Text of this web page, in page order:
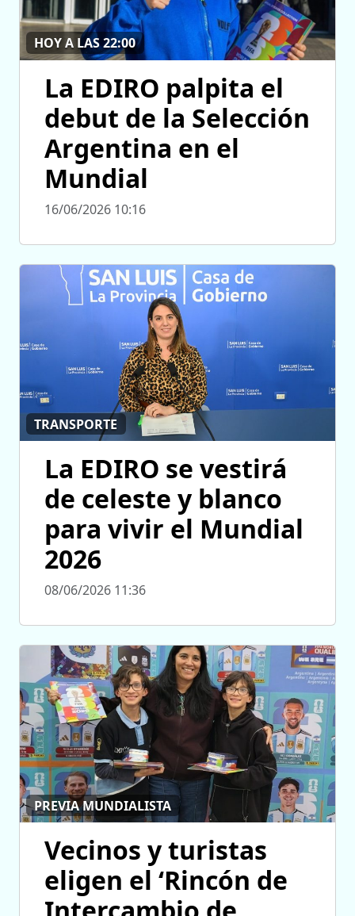
HOY A LAS 22:00
La EDIRO palpita el
debut de la Selección
Argentina en el
Mundial
16/06/2026 10:16
TRANSPORTE
La EDIRO se vestirá
de celeste y blanco
para vivir el Mundial
2026
08/06/2026 11:36
PREVIA MUNDIALISTA
Vecinos y turistas
eligen el ‘Rincón de